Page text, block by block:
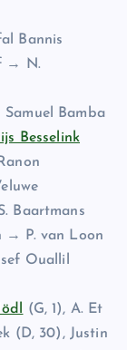
Bannis
→ N.
Bamba
Besselink
Baartmans
→ P. van Loon
Ouallil
(G, 1), A. Et
(D, 30), Justin